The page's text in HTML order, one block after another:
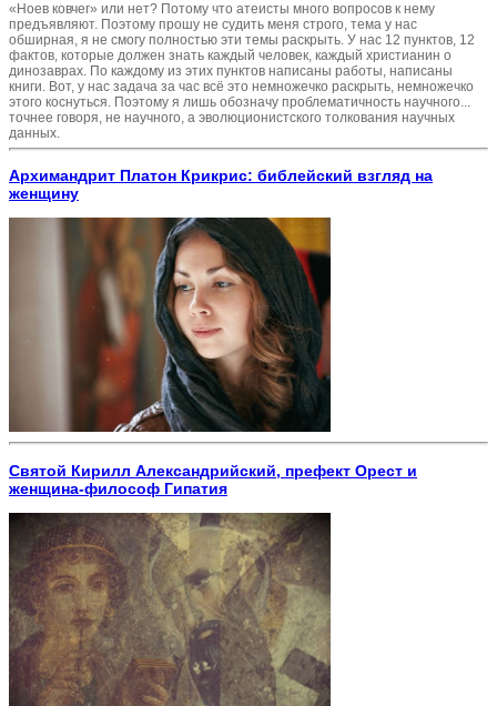
«Ноев ковчег» или нет? Потому что атеисты много вопросов к нему
предъявляют. Поэтому прошу не судить меня строго, тема у нас
обширная, я не смогу полностью эти темы раскрыть. У нас 12 пунктов, 12
фактов, которые должен знать каждый человек, каждый христианин о
динозаврах. По каждому из этих пунктов написаны работы, написаны
книги. Вот, у нас задача за час всё это немножечко раскрыть, немножечко
этого коснуться. Поэтому я лишь обозначу проблематичность научного...
точнее говоря, не научного, а эволюционистского толкования научных
данных.
Архимандрит Платон Крикрис: библейский взгляд на
женщину
Святой Кирилл Александрийский, префект Орест и
женщина-философ Гипатия